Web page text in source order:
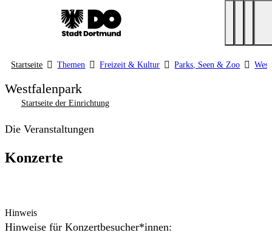
Startseite Themen Freizeit & Kultur Parks, Seen & Zoo
Westfalenpark
Startseite der Einrichtung
Die Veranstaltungen
Konzerte
Hinweis
Hinweise für Konzertbesucher*innen: